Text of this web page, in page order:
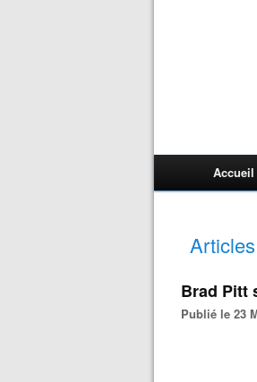
Accueil
Brad Pitt
Publié le 23